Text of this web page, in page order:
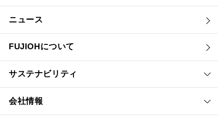
ニュース
FUJIOHについて
サステナビリティ
会社情報